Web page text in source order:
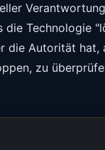
die Technologie
die Autorität hat,
zu